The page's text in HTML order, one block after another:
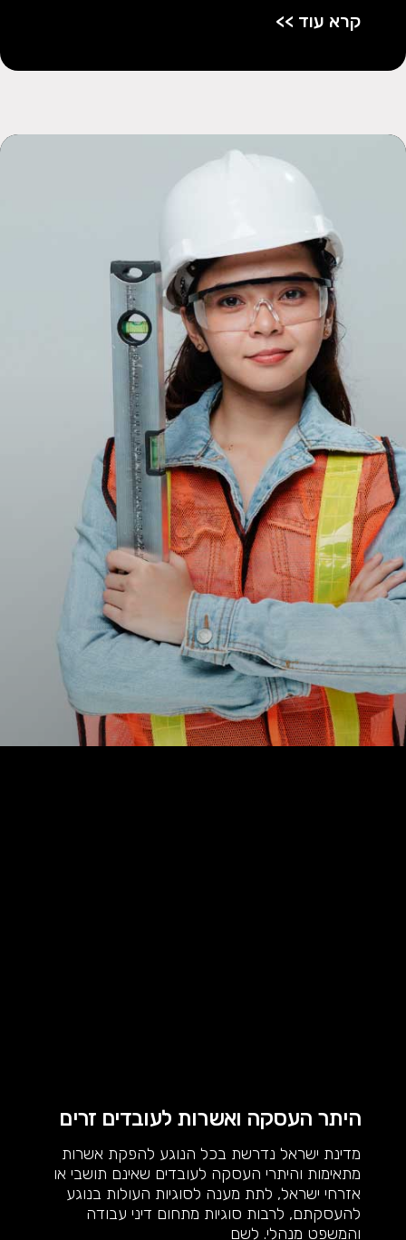
קרא עוד >>
היתר העסקה ואשרות לעובדים זרים
מדינת ישראל נדרשת בכל הנוגע להפקת אשרות
מתאימות והיתרי העסקה לעובדים שאינם תושבי או
אזרחי ישראל, לתת מענה לסוגיות העולות בנוגע
להעסקתם, לרבות סוגיות מתחום דיני עבודה
והמשפט מנהלי. לשם